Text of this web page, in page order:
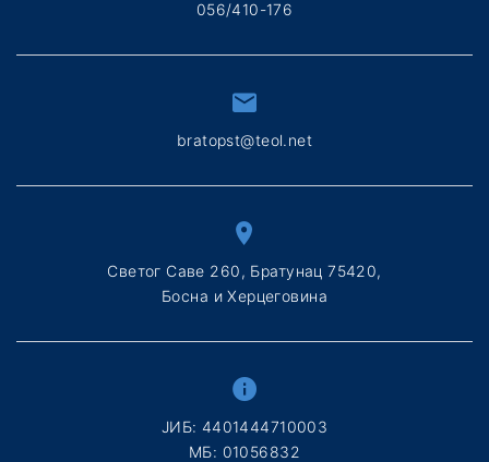
056/410-176
bratopst@teol.net
Светог Саве 260, Братунац 75420,
Босна и Херцеговина
ЈИБ: 4401444710003
МБ: 01056832